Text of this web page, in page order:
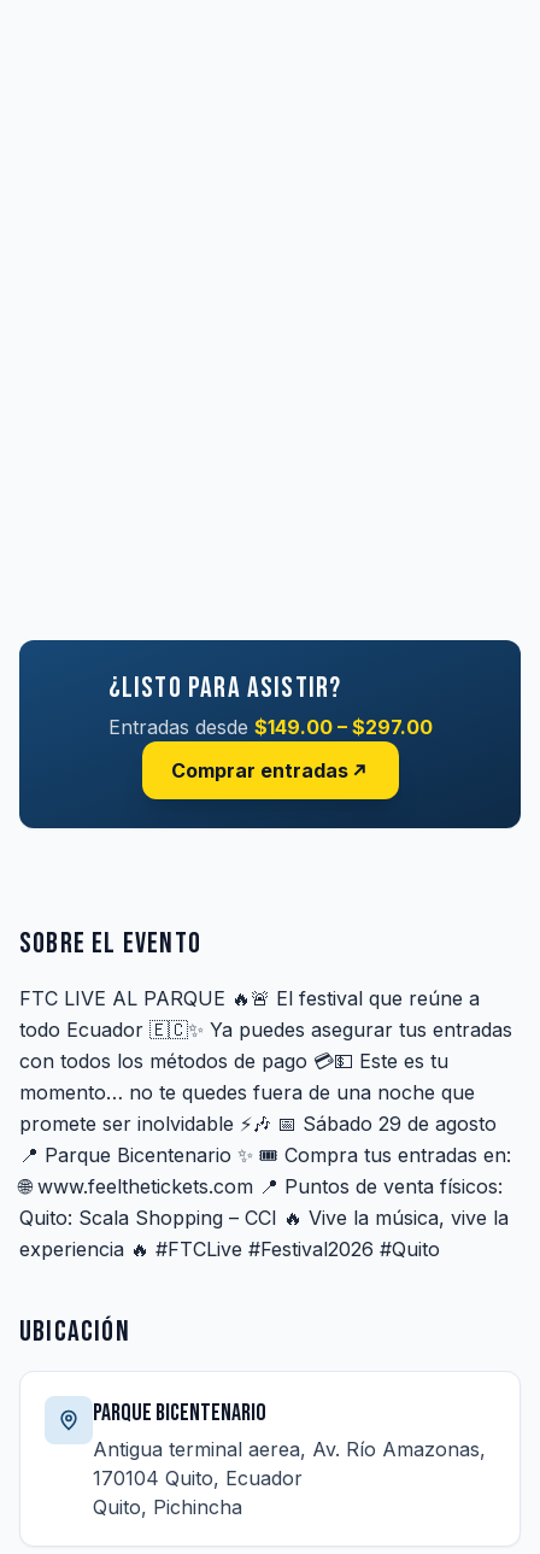
¿Listo para asistir?
Entradas desde $149.00 – $297.00
Comprar entradas
Sobre el evento
FTC LIVE AL PARQUE 🔥🚨 El festival que reúne a
todo Ecuador 🇪🇨✨ Ya puedes asegurar tus entradas
con todos los métodos de pago 💳💵 Este es tu
momento… no te quedes fuera de una noche que
promete ser inolvidable ⚡🎶 📅 Sábado 29 de agosto
📍 Parque Bicentenario ✨ 🎟️ Compra tus entradas en:
🌐 www.feelthetickets.com 📍 Puntos de venta físicos:
Quito: Scala Shopping – CCI 🔥 Vive la música, vive la
experiencia 🔥 #FTCLive #Festival2026 #Quito
Ubicación
PARQUE BICENTENARIO
Antigua terminal aerea, Av. Río Amazonas,
170104 Quito, Ecuador
Quito, Pichincha